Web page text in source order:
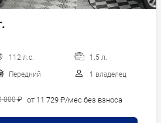
112 л.с. 1.5 л.
Передний 1 владелец
000 ₽ от 11 729 ₽/мес без взноса